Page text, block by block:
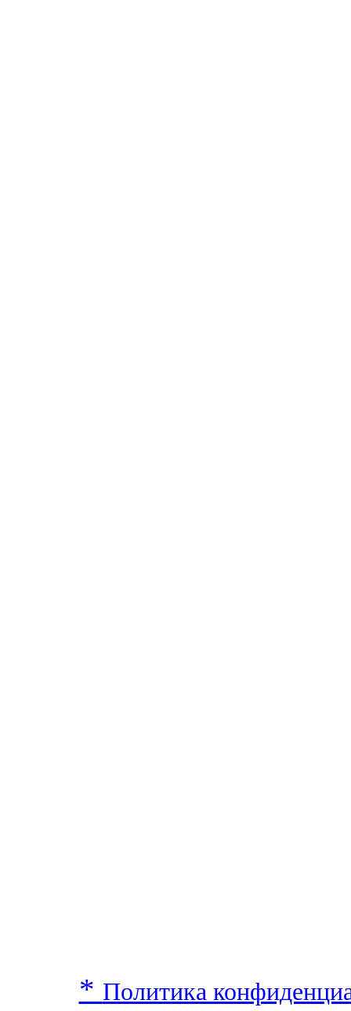
* Политика